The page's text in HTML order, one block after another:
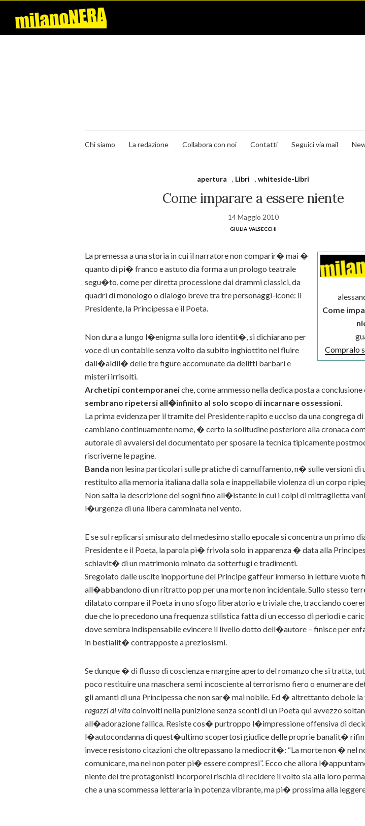
Chi siamo La redazione Collabora con noi Contatti Seguici via mail
apertura , Libri ,whiteside-Libri
Come imparare a essere niente
14 Maggio 2010
giulia valsecchi
Come
Compralo
La premessa a una storia in cui il narratore non comparir� mai �
quanto di pi� franco e astuto dia forma a un prologo teatrale
segu�to, come per diretta processione dai drammi classici, da
quadri di monologo o dialogo breve tra tre personaggi-icone: il
Presidente, la Principessa e il Poeta.
Non dura a lungo l�enigma sulla loro identit�, si dichiarano per
voce di un contabile senza volto da subito inghiottito nel fluire
dall�aldil� delle tre figure accomunate da delitti barbari e
misteri irrisolti.
Archetipi contemporaneiche, come ammesso nella dedica posta a
sembrano ripetersi all�infinito al solo scopo di incarnare ossessioni.
La prima evidenza per il tramite del Presidente rapito e ucciso da una congrega
cambiano continuamente nome, � certo la solitudine posteriore alla cronaca
autorale di avvalersi del documentato per sposare la tecnica tipicamente
riscriverne le pagine.
Banda non lesina particolari sulle pratiche di camuffamento, n� sulle versioni di
restituito alla memoria italiana dalla sola e inappellabile violenza di un corpo
Non salta la descrizione dei sogni fino all�istante in cui i colpi di mitraglietta
l�urgenza di una libera camminata nel vento.
E se sul replicarsi smisurato del medesimo stallo epocale si concentra un primo
Presidente e il Poeta, la parola pi� frivola solo in apparenza � data alla
schiavit� di un matrimonio minato da sotterfugi e tradimenti.
Sregolato dalle uscite inopportune del Principe gaffeur immerso in letture vuote
all�abbandono di un ritratto pop per una morte non incidentale. Sullo stesso
dilatato compare il Poeta in uno sfogo liberatorio e triviale che, tracciando
due che lo precedono una frequenza stilistica fatta di un eccesso di periodi e
dove sembra indispensabile evincere il livello dotto dell�autore – finisce per
in bestialit� contrapposte a preziosismi.
Se dunque � di flusso di coscienza e margine aperto del romanzo che si tratta,
poco restituire una maschera semi incosciente al terrorismo fiero o enumerare
gli amanti di una Principessa che non sar� mai nobile. Ed � altrettanto debole la
ragazzi di vitacoinvolti nella punizione senza sconti di un Poeta qui avvezzo
all�adorazione fallica. Resiste cos� purtroppo l�impressione offensiva di
l�autocondanna di quest�ultimo scopertosi giudice delle proprie banalit�
invece resistono citazioni che oltrepassano la mediocrit�: “La morte non � nel
comunicare, ma nel non poter pi� essere compresi”. Ecco che allora
niente dei tre protagonisti incorporei rischia di recidere il volto sia alla loro
che a una scommessa letteraria in potenza vibrante, ma pi� prossima alla